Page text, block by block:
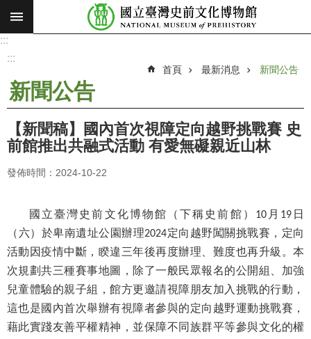
跳到主要內容區塊
搜
願
景
使
命
最
息
參
觀
展
覽
:::
:::
首頁 最新消息 新聞公告
新聞公告
【新聞稿】國內首次視障定向越野挑戰賽 史
前館推出共融式活動 有愛無礙親近山林
發佈時間：2024-10-22
國立臺灣史前文化博物館（下稱史前館） 10月 19日
（六）於卑南遺址公園辦理2024定向越野闖關挑戰賽，定向
活動因疫情中斷，睽違三年後再度辦理、難度也再升級。本
次規劃共三種賽事地圖，除了一般民眾報名的公開組、加強
兒童體驗的親子組，館方更邀請視障朋友加入挑戰的行動，
這也是國內首次舉辦有視障者參與的定向越野運動挑戰賽，
藉此實踐友善平權精神，並保障不同族群平等參與文化的權